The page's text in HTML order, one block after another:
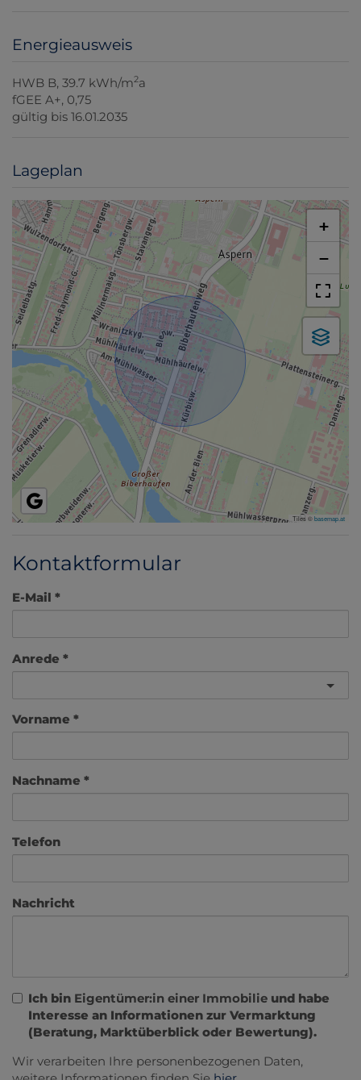
Energieausweis
HWB B, 39.7 kWh/m2a
fGEE A+, 0,75
gültig bis 16.01.2035
Lageplan
+
−
Tiles ©basemap.at
Kontaktformular
E-Mail
Anrede
Vorname
Nachname
Telefon
Nachricht
Ich bin Eigentümer:in einer Immobilie und habe
Interesse an Informationen zur Vermarktung
(Beratung, Marktüberblick oder Bewertung).
Wir verarbeiten Ihre personenbezogenen Daten,